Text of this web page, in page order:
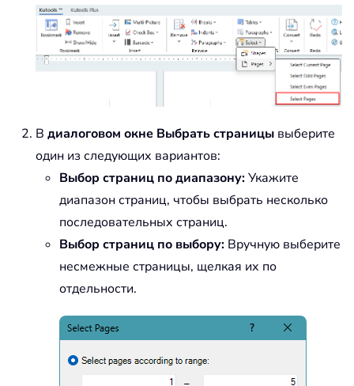
В диалоговом окне Выбрать страницы выберите
один из следующих вариантов:
Выбор страниц по диапазону:Укажите
диапазон страниц, чтобы выбрать несколько
последовательных страниц.
Выбор страниц по выбору: Вручную выберите
несмежные страницы, щелкая их по
отдельности.